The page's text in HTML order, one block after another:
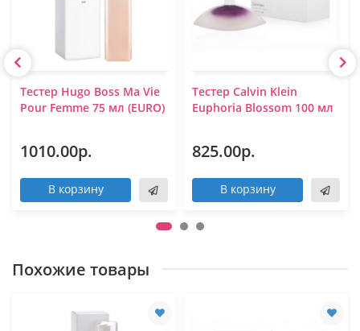
Тестер Hugo Boss Ma Vie
Pour Femme 75 мл (EURO)
1010.00р.
В корзину
Тестер Calvin Klein
Euphoria Blossom 100 мл
825.00р.
В корзину
Похожие товары